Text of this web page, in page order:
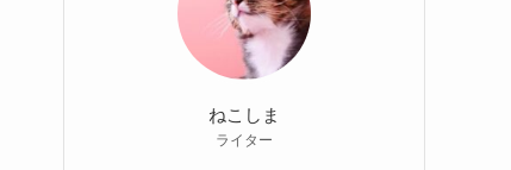
ねこしま
ライター